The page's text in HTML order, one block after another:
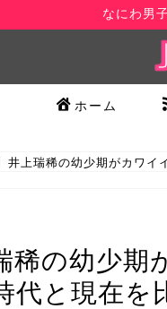
なにわ男
ホーム
井上瑞稀の幼少期がカワ
稀の幼少
代と現在を